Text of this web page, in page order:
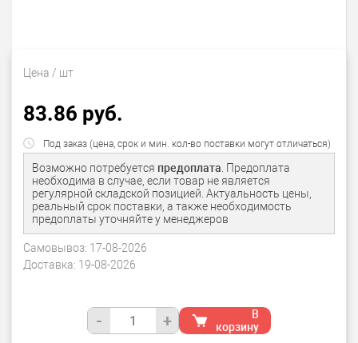
Цена / шт
83.86 руб.
Под заказ (цена, срок и мин. кол-во поставки могут отличаться)
Возможно потребуется предоплата. Предоплата
необходима в случае, если товар не является
регулярной складской позицией. Актуальность цены,
реальный срок поставки, а также необходимость
предоплаты уточняйте у менеджеров
Самовывоз: 17-08-2026
Доставка: 19-08-2026
- +
В
корзину